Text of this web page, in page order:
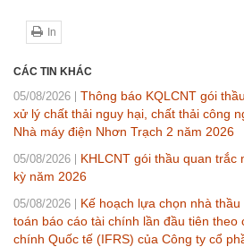
In
CÁC TIN KHÁC
05/08/2026
Thông báo KQLCNT gói
xử lý chất thải nguy hại, chất thải công
Nhà máy điện Nhơn Trạch 2 năm 2026
05/08/2026
KHLCNT gói thầu quan trắc
kỳ năm 2026
05/08/2026
Kế hoạch lựa chọn nhà thầu
toán báo cáo tài chính lần đầu tiên theo
chính Quốc tế (IFRS) của Công ty cổ